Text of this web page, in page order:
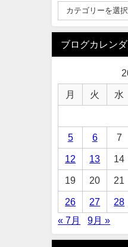
ブログカレン
月 火 水
5 6 7
12 13 14
19 20 21
26 27 28
« 7月
9月 »